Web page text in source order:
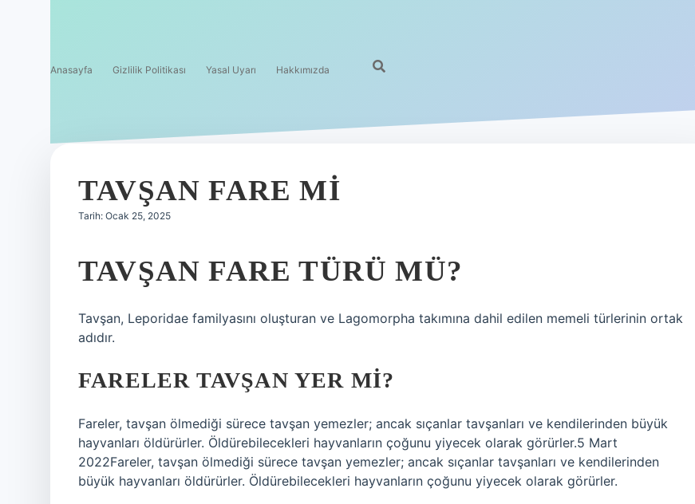
Anasayfa Gizlilik Politikası Yasal Uyarı Hakkımızda
TAVŞAN FARE MI
Tarih: Ocak 25, 2025
TAVŞAN FARE TÜRÜ MÜ?
Tavşan, Leporidae familyasını oluşturan ve Lagomorpha takımına dahil edilen memeli türlerinin ortak
adıdır.
FARELER TAVŞAN YER MI?
Fareler, tavşan ölmediği sürece tavşan yemezler; ancak sıçanlar tavşanları ve kendilerinden büyük
hayvanları öldürürler. Öldürebilecekleri hayvanların çoğunu yiyecek olarak görürler.5 Mart
2022Fareler, tavşan ölmediği sürece tavşan yemezler; ancak sıçanlar tavşanları ve kendilerinden
büyük hayvanları öldürürler. Öldürebilecekleri hayvanların çoğunu yiyecek olarak görürler.